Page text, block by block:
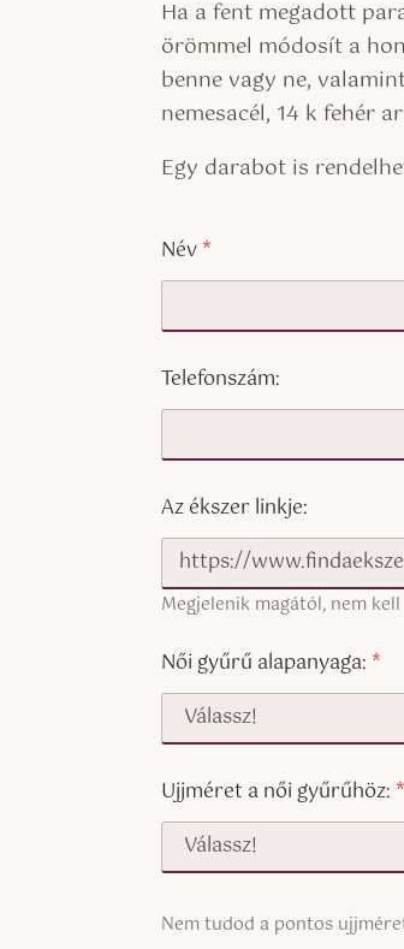
Ha a fent megadott
örömmel módosít a
benne vagy ne,
nemesacél, 14 k fehér
Egy darabot is
Név*
Telefonszám:
Az ékszer linkje:
Megjelenik magától, nem
Női gyűrű alapanyaga: *
Ujjméret a női gyűrűhöz: *
S
Nem tudod a pontos